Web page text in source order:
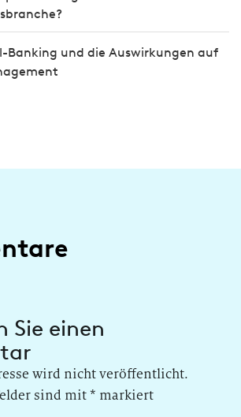
Banking und die Aus­wir­kungen auf
Sie einen
wird nicht veröffentlicht.
sind mit* markiert